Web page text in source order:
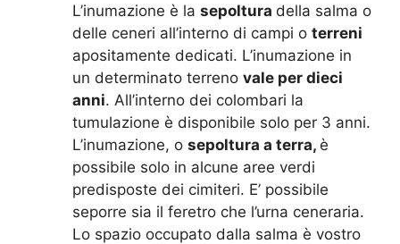
L’inumazione è la sepoltura della salma o
delle ceneri all’interno di campi o terreni
apositamente dedicati. L’inumazione in
un determinato terreno vale per dieci
anni. All’interno dei colombari la
tumulazione è disponibile solo per 3 anni.
L’inumazione, o sepoltura a terra, è
possibile solo in alcune aree verdi
predisposte dei cimiteri. E’ possibile
seporre sia il feretro che l’urna ceneraria.
Lo spazio occupato dalla salma è vostro